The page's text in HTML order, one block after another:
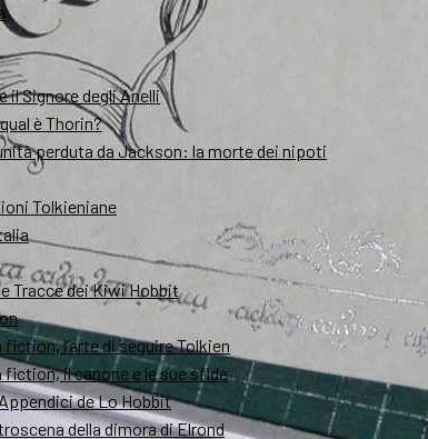
il Signore degli Anelli
è Thorin?
perduta da Jackson: la morte dei nipoti
Tolkieniane
Tracce dei Kiwi Hobbit
fiction, l’arte di seguire Tolkien
fiction, il canone e le sue sfide
de Lo Hobbit
della dimora di Elrond